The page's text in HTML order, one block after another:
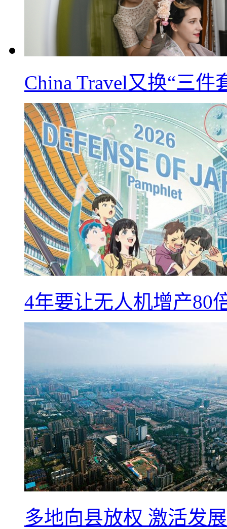
China Travel又换“三
4年要让无人机增产80
多地向县放权 激活发